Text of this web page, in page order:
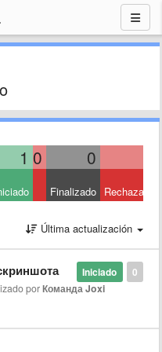
1 0 0
Finalizado Rechazado
Última actualización
0
Iniciado
porКоманда Joxi